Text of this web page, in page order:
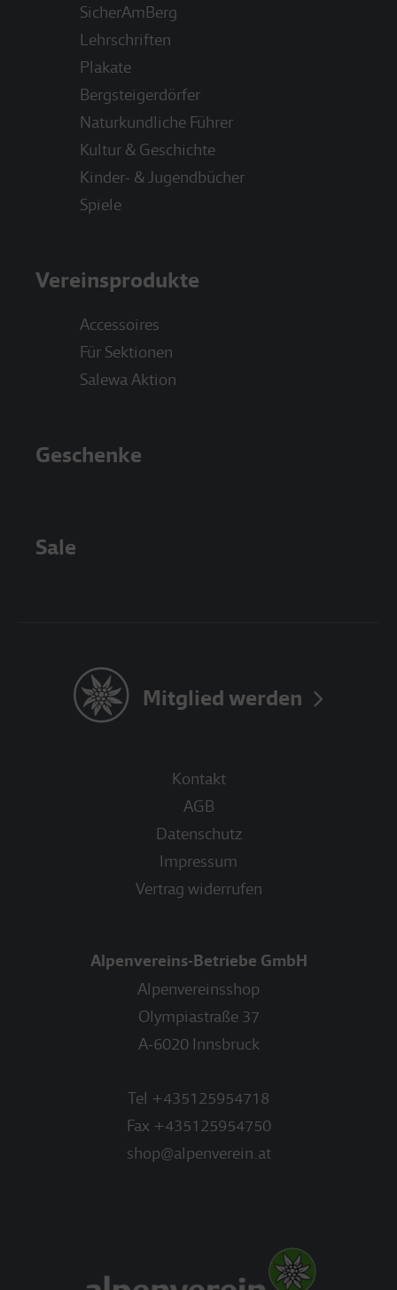
SicherAmBerg
Lehrschriften
Plakate
Bergsteigerdörfer
Naturkundliche Führer
Kultur & Geschichte
Kinder- & Jugendbücher
Spiele
Vereinsprodukte
Accessoires
Für Sektionen
Salewa Aktion
Geschenke
Sale
Kontakt
AGB
Datenschutz
Impressum
Vertrag widerrufen
Alpenvereins-Betriebe GmbH
Alpenvereinsshop
Olympiastraße 37
A-6020 Innsbruck
Tel +435125954718
Fax +435125954750
shop@alpenverein.at
Mitglied werden